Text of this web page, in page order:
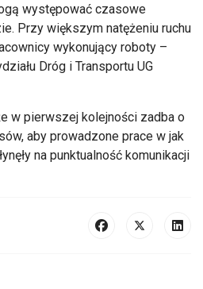
występować czasowe
Przy większym natężeniu ruchu
wykonujący roboty –
Dróg i Transportu UG
w pierwszej kolejności zadba o
aby prowadzone prace w jak
na punktualność komunikacji